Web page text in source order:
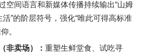
空间语言和新媒体传播持续输出“山姆
”的阶层符号，强化“唯此可得高标准
。
非卖场）： 重塑生鲜堂食、试吃寻